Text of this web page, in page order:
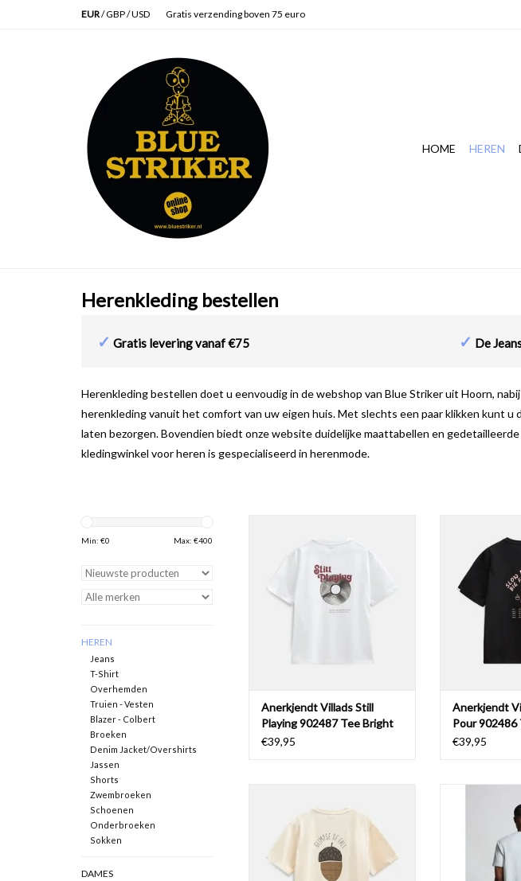
EUR/GBP/USD Gratis verzending boven 75 euro
HOME HEREN
Herenkleding bestellen
✓ Gratis levering vanaf €75 ✓ De
Herenkleding bestellen doet u eenvoudig in de webshop van Blue Striker uit Hoorn,
herenkleding vanuit het comfort van uw eigen huis. Met slechts een paar klikken kunt
laten bezorgen. Bovendien biedt onze website duidelijke maattabellen en
kledingwinkel voor heren is gespecialiseerd in herenmode.
Min: €0 Max: €400
HEREN
Jeans
T-Shirt
Overhemden
Truien - Vesten
Blazer - Colbert
Broeken
Denim Jacket/Overshirts
Jassen
Shorts
Zwembroeken
Schoenen
Onderbroeken
Sokken
DAMES
902487 Tee Bright White
TOEVOEGEN AAN WINKELWAGEN
Anerkjendt Villads Still
Playing 902487 Tee Bright
White
€39,95
902486
TOEVOEGEN
Anerkjendt
Pour 902486
€39,95
902483 Tee Tofu
TOEVOEGEN AAN WINKELWAGEN TOEVOEGEN